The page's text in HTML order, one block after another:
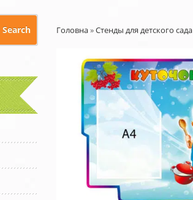
Головна»Стенды для детского сада